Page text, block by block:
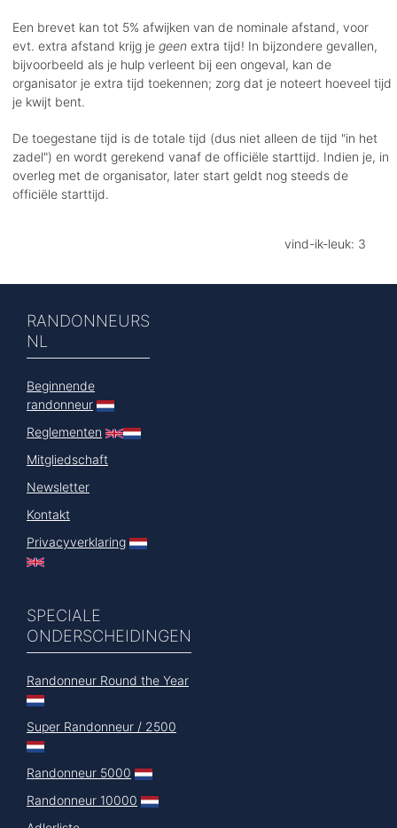
Een brevet kan tot 5% afwijken van de nominale afstand, voor
evt. extra afstand krijg je geen extra tijd! In bijzondere gevallen,
bijvoorbeeld als je hulp verleent bij een ongeval, kan de
organisator je extra tijd toekennen; zorg dat je noteert hoeveel tijd
je kwijt bent.
De toegestane tijd is de totale tijd (dus niet alleen de tijd "in het
zadel") en wordt gerekend vanaf de officiële starttijd. Indien je, in
overleg met de organisator, later start geldt nog steeds de
officiële starttijd.
vind-ik-leuk: 3
RANDONNEURS
NL
Beginnende
randonneur
Reglementen
Mitgliedschaft
Newsletter
Kontakt
Privacyverklaring
SPECIALE
ONDERSCHEIDINGEN
Randonneur Round the Year
Super Randonneur / 2500
Randonneur 5000
Randonneur 10000